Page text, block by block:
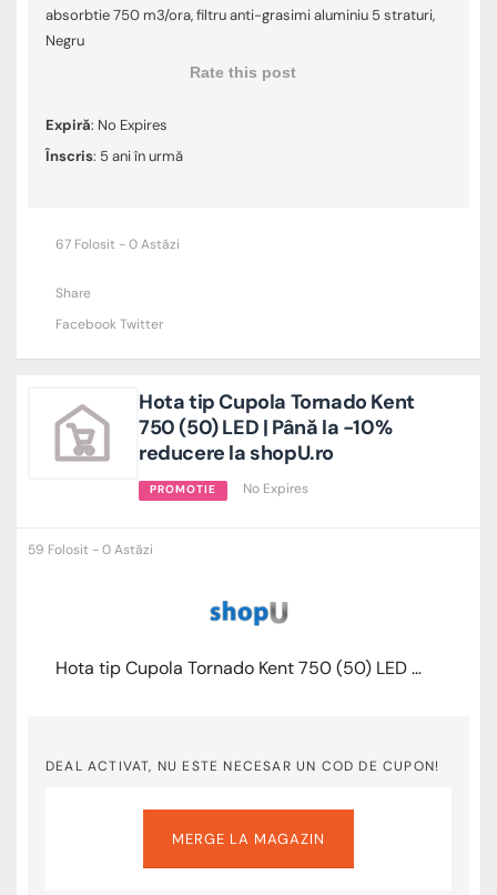
absorbtie 750 m3/ora, filtru anti-grasimi aluminiu 5 straturi,
Negru
Rate this post
Expiră: No Expires
Înscris: 5 ani în urmă
67 Folosit - 0 Astăzi
Share
FacebookTwitter
Hota tip Cupola Tornado Kent
750 (50) LED | Până la -10%
reducere la shopU.ro
PROMOTIE No Expires
59 Folosit - 0 Astăzi
Hota tip Cupola Tornado Kent 750 (50) LED | Până la -10% reducere la shopU.ro
DEAL ACTIVAT, NU ESTE NECESAR UN COD DE CUPON!
MERGE LA MAGAZIN